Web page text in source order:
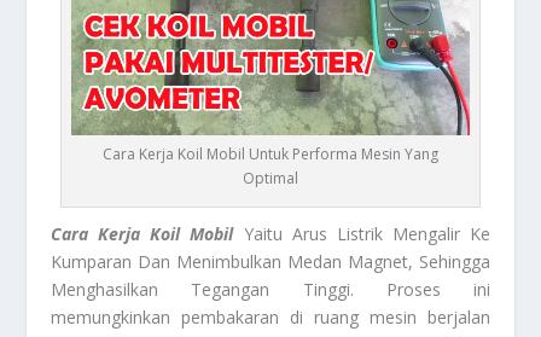
Cara Kerja Koil Mobil Untuk Performa Mesin Yang
Optimal
Cara Kerja Koil MobilYaitu Arus Listrik Mengalir Ke
Kumparan Dan Menimbulkan Medan Magnet, Sehingga
Menghasilkan Tegangan Tinggi. Proses ini
memungkinkan pembakaran di ruang mesin berjalan